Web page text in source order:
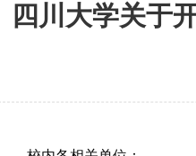
四川大学关于